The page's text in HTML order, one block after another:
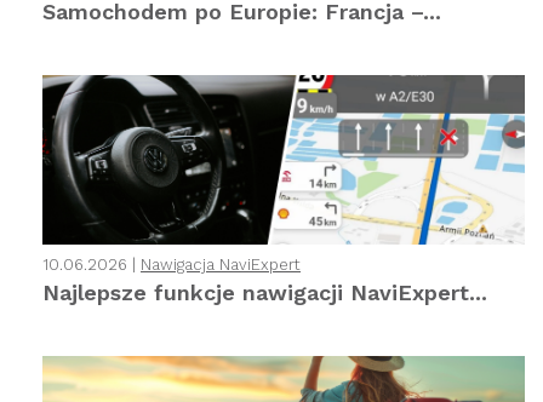
Samochodem po Europie: Francja –...
10.06.2026 | Nawigacja NaviExpert
Najlepsze funkcje nawigacji NaviExpert...